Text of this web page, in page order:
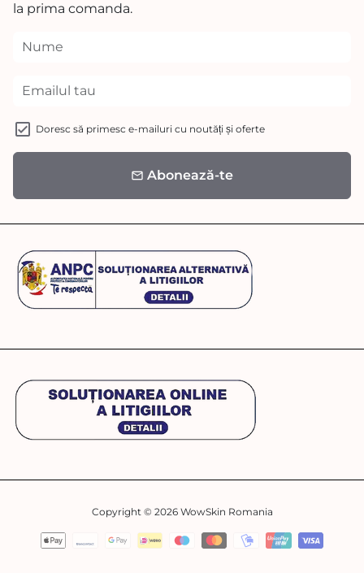
la prima comanda.
Doresc să primesc e-mailuri cu noutăți și oferte
email Abonează-te
Copyright © 2026 WowSkin Romania
Metode